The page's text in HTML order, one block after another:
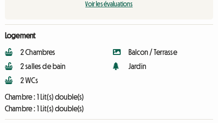
Voir les évaluations
Logement
2 Chambres
2 salles de bain
2 WCs
Balcon / Terrasse
Jardin
Chambre : 1 Lit(s) double(s)
Chambre : 1 Lit(s) double(s)